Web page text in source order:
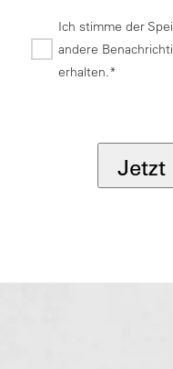
Ich stimme der
andere
erhalten.*
Jetzt